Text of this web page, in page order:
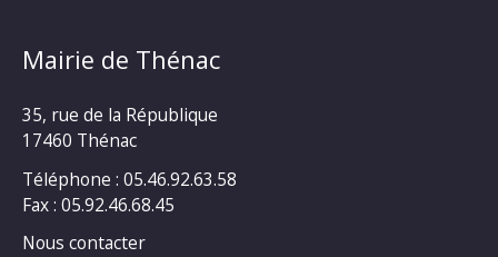
Mairie de Thénac
35, rue de la République
17460 Thénac
Téléphone : 05.46.92.63.58
Fax : 05.92.46.68.45
Nous contacter